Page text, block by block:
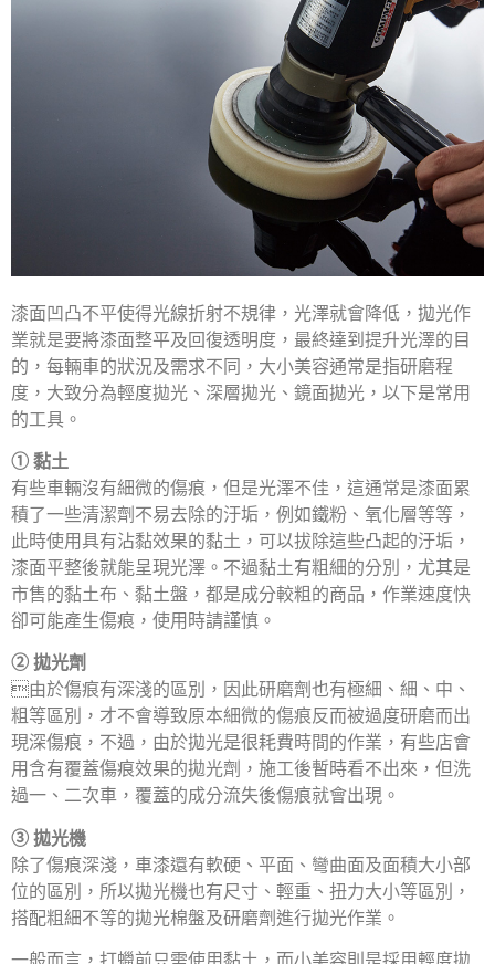
漆面凹凸不平使得光線折射不規律，光澤就會降低，拋光作
業就是要將漆面整平及回復透明度，最終達到提升光澤的目
的，每輛車的狀況及需求不同，大小美容通常是指研磨程
度，大致分為輕度拋光、深層拋光、鏡面拋光，以下是常用
的工具。
① 黏土
有些車輛沒有細微的傷痕，但是光澤不佳，這通常是漆面累
積了一些清潔劑不易去除的汙垢，例如鐵粉、氧化層等等，
此時使用具有沾黏效果的黏土，可以拔除這些凸起的汙垢，
漆面平整後就能呈現光澤。不過黏土有粗細的分別，尤其是
市售的黏土布、黏土盤，都是成分較粗的商品，作業速度快
卻可能產生傷痕，使用時請謹慎。
② 拋光劑
由於傷痕有深淺的區別，因此研磨劑也有極細、細、中、
粗等區別，才不會導致原本細微的傷痕反而被過度研磨而出
現深傷痕，不過，由於拋光是很耗費時間的作業，有些店會
用含有覆蓋傷痕效果的拋光劑，施工後暫時看不出來，但洗
過一、二次車，覆蓋的成分流失後傷痕就會出現。
③ 拋光機
除了傷痕深淺，車漆還有軟硬、平面、彎曲面及面積大小部
位的區別，所以拋光機也有尺寸、輕重、扭力大小等區別，
搭配粗細不等的拋光棉盤及研磨劑進行拋光作業。